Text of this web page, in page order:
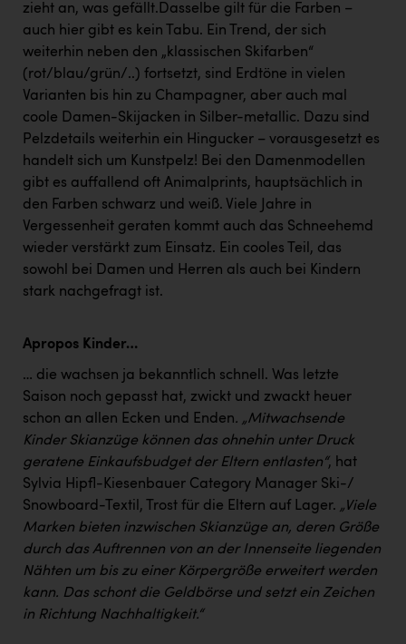
zieht an, was gefällt.Dasselbe gilt für die Farben –
auch hier gibt es kein Tabu. Ein Trend, der sich
weiterhin neben den „klassischen Skifarben“
(rot/blau/grün/..) fortsetzt, sind Erdtöne in vielen
Varianten bis hin zu Champagner, aber auch mal
coole Damen-Skijacken in Silber-metallic. Dazu sind
Pelzdetails weiterhin ein Hingucker – vorausgesetzt es
handelt sich um Kunstpelz! Bei den Damenmodellen
gibt es auffallend oft Animalprints, hauptsächlich in
den Farben schwarz und weiß. Viele Jahre in
Vergessenheit geraten kommt auch das Schneehemd
wieder verstärkt zum Einsatz. Ein cooles Teil, das
sowohl bei Damen und Herren als auch bei Kindern
stark nachgefragt ist.
Apropos Kinder…
… die wachsen ja bekanntlich schnell. Was letzte
Saison noch gepasst hat, zwickt und zwackt heuer
schon an allen Ecken und Enden. „Mitwachsende
Kinder Skianzüge können das ohnehin unter Druck
geratene Einkaufsbudget der Eltern entlasten“, hat
Sylvia Hipfl-Kiesenbauer Category Manager Ski-/
Snowboard-Textil, Trost für die Eltern auf Lager. „Viele
Marken bieten inzwischen Skianzüge an, deren Größe
durch das Auftrennen von an der Innenseite liegenden
Nähten um bis zu einer Körpergröße erweitert werden
kann. Das schont die Geldbörse und setzt ein Zeichen
in Richtung Nachhaltigkeit.“